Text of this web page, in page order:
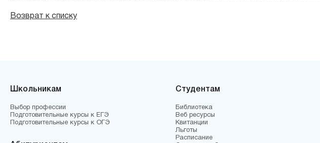
Возврат к списку
Школьникам
Выбор профессии
Подготовительные курсы к ЕГЭ
Подготовительные курсы к ОГЭ
Студентам
Библиотека
Веб ресурсы
Квитанции
Льготы
Расписание